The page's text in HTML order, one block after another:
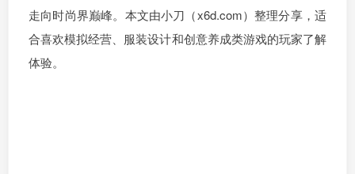
走向时尚界巅峰。本文由小刀（x6d.com）整理分享，适
合喜欢模拟经营、服装设计和创意养成类游戏的玩家了解
体验。